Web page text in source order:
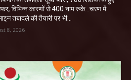
विभिन्न कारणों से 400 नाम रुके…चरण में
तबादले की तैयारी पर भी...
8, 2026